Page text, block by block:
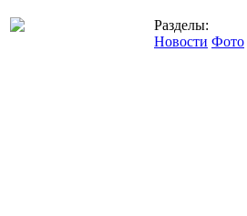
Разделы:
Новости Фото